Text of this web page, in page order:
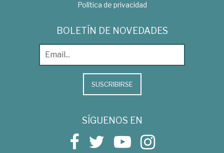
Política de privacidad
BOLETÍN DE NOVEDADES
SUSCRIBIRSE
SÍGUENOS EN